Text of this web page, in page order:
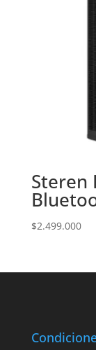
Steren
$2.499.000